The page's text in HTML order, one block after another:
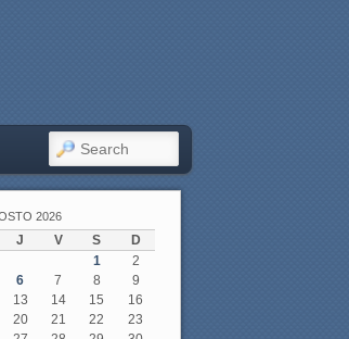
SEARCH
2026
J V S
D
1
2
6 7 8
9
13 14 15
16
20 21 22
23